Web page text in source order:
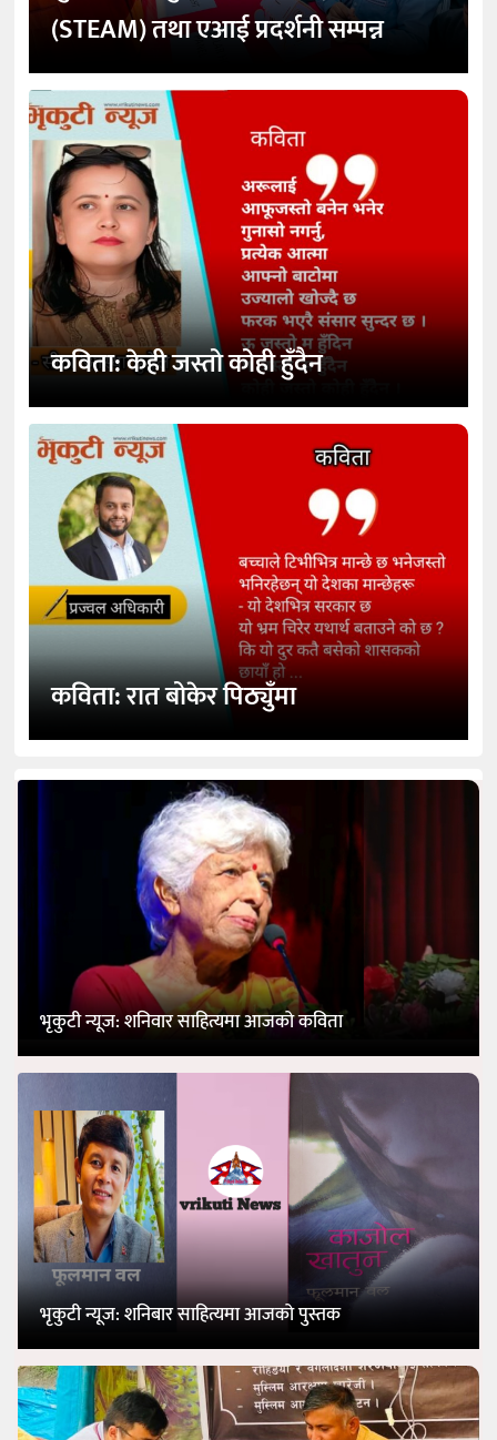
(STEAM) तथा एआई प्रदर्शनी सम्पन्न
कविता: केही जस्तो कोही हुँदैन
कविता: रात बोकेर पिठ्युँमा
भृकुटी न्यूज: शनिवार साहित्यमा आजको कविता
भृकुटी न्यूज: शनिबार साहित्यमा आजको पुस्तक